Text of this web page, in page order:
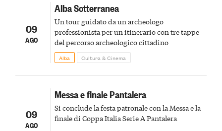
09
AGO
Alba Sotterranea
Un tour guidato da un archeologo
professionista per un itinerario con tre tappe
del percorso archeologico cittadino
Alba Cultura & Cinema
09
AGO
Messa e finale Pantalera
Si conclude la festa patronale con la Messa e la
finale di Coppa Italia Serie A Pantalera